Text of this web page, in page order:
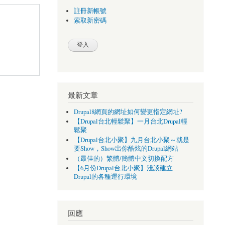
註冊新帳號
索取新密碼
最新文章
Drupal8網頁的網址如何變更指定網址?
【Drupal台北輕鬆聚】一月台北Drupal輕
鬆聚
【Drupal台北小聚】九月台北小聚～就是
要Show，Show出你酷炫的Drupal網站
（最佳的）繁體/簡體中文切換配方
【6月份Drupal台北小聚】淺談建立
Drupal的各種運行環境
回應